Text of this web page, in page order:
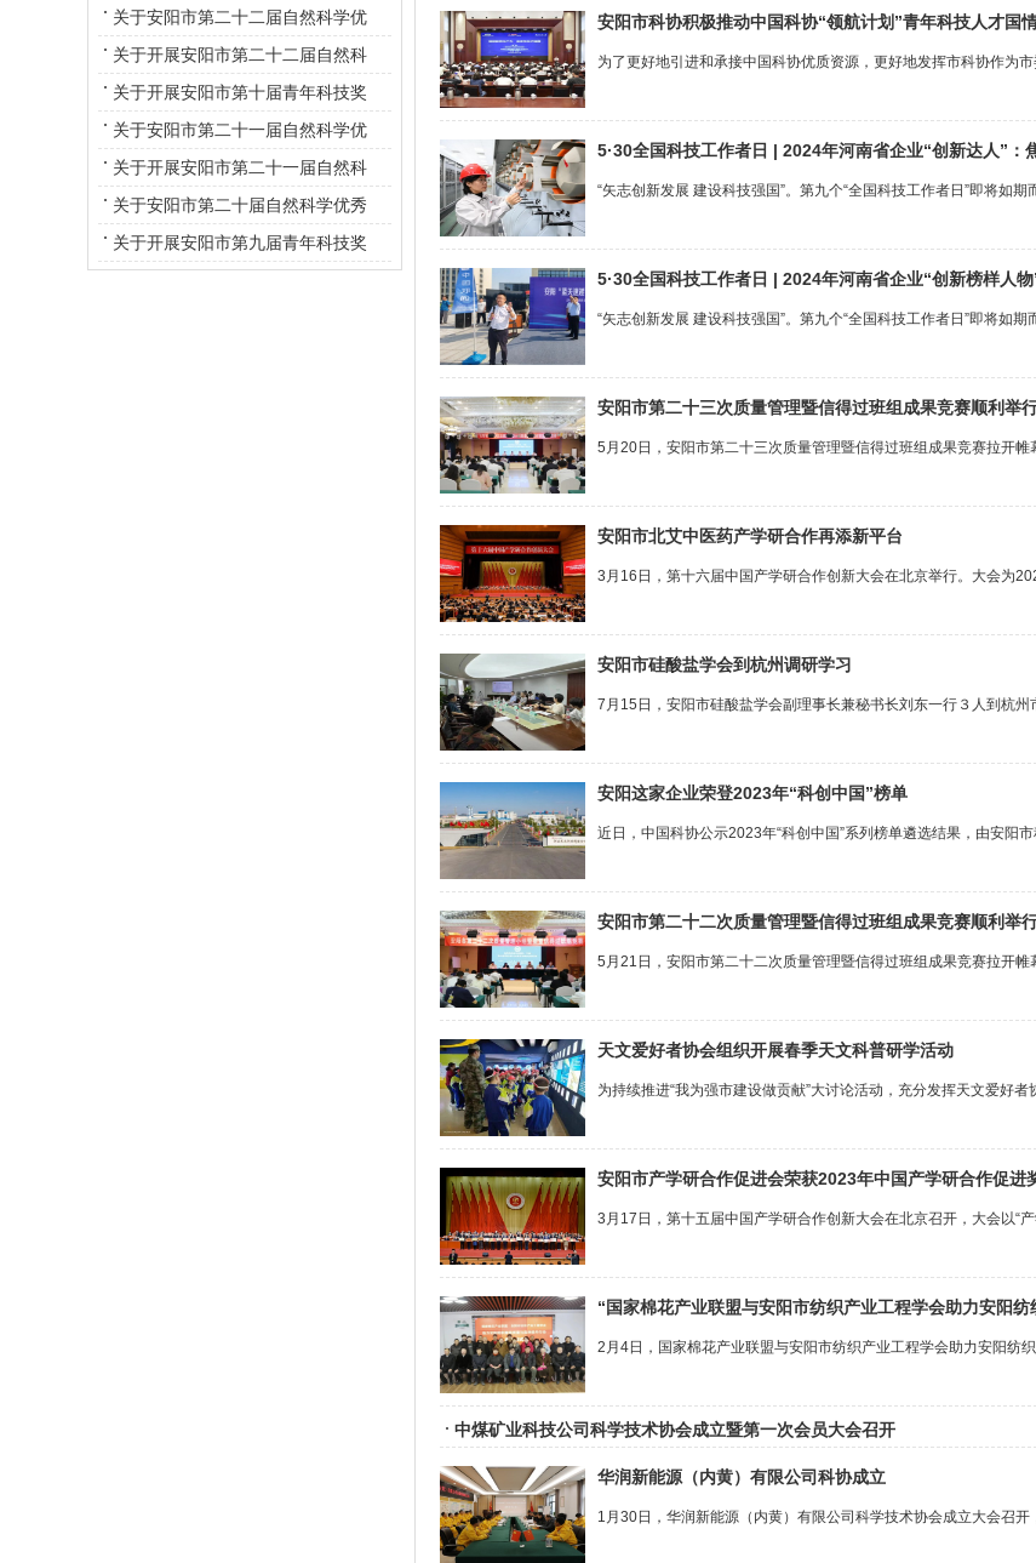
为“安阳市青年科技专家”称号的决定
关于安阳市第二十二届自然科学优
秀学术论文评审结果的通知
关于开展安阳市第二十二届自然科
学优秀学术论文评选活动的通知
关于开展安阳市第十届青年科技奖
评选工作的通知
关于安阳市第二十一届自然科学优
秀学术论文评审结果的通知
关于开展安阳市第二十一届自然科
学优秀 学术论文评选活动的通知
关于安阳市第二十届自然科学优秀
学术论文评审结果的通知
关于开展安阳市第九届青年科技奖
安阳市科协积极推动中国科协“领航计划”青年科技人才国
为了更好地引进和承接中国科协优质资源，更好地发挥市科协作为
5·30全国科技工作者日 | 2024年河南省企业“创新达人”：
“矢志创新发展 建设科技强国”。第九个“全国科技工作者日”即将如
5·30全国科技工作者日 | 2024年河南省企业“创新榜样人物
“矢志创新发展 建设科技强国”。第九个“全国科技工作者日”即将如
安阳市第二十三次质量管理暨信得过班组成果竞赛顺利举
5月20日，安阳市第二十三次质量管理暨信得过班组成果竞赛拉开
安阳市北艾中医药产学研合作再添新平台
3月16日，第十六届中国产学研合作创新大会在北京举行。大会为
安阳市硅酸盐学会到杭州调研学习
7月15日，安阳市硅酸盐学会副理事长兼秘书长刘东一行３人到杭
安阳这家企业荣登2023年“科创中国”榜单
近日，中国科协公示2023年“科创中国”系列榜单遴选结果，由安阳
安阳市第二十二次质量管理暨信得过班组成果竞赛顺利举
5月21日，安阳市第二十二次质量管理暨信得过班组成果竞赛拉开
天文爱好者协会组织开展春季天文科普研学活动
为持续推进“我为强市建设做贡献”大讨论活动，充分发挥天文爱好
安阳市产学研合作促进会荣获2023年中国产学研合作促进
3月17日，第十五届中国产学研合作创新大会在北京召开，大会以“
“国家棉花产业联盟与安阳市纺织产业工程学会助力安阳
2月4日，国家棉花产业联盟与安阳市纺织产业工程学会助力安阳纺
中煤矿业科技公司科学技术协会成立暨第一次会员大会召开
华润新能源（内黄）有限公司科协成立
1月30日，华润新能源（内黄）有限公司科学技术协会成立大会召